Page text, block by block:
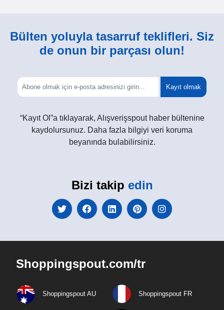
Bülten yoluyla tasarruf teklifleri. Siz
de onun bir parçası olun!
Kayıt olmak
“Kayıt Ol”a tıklayarak, Alışverişspout haber bültenine
kaydolursunuz. Daha fazla bilgiyi veri koruma
beyanında bulabilirsiniz.
Bizi takip edin
Shoppingspout.com/tr
Shoppingspout AU Shoppingspout FR